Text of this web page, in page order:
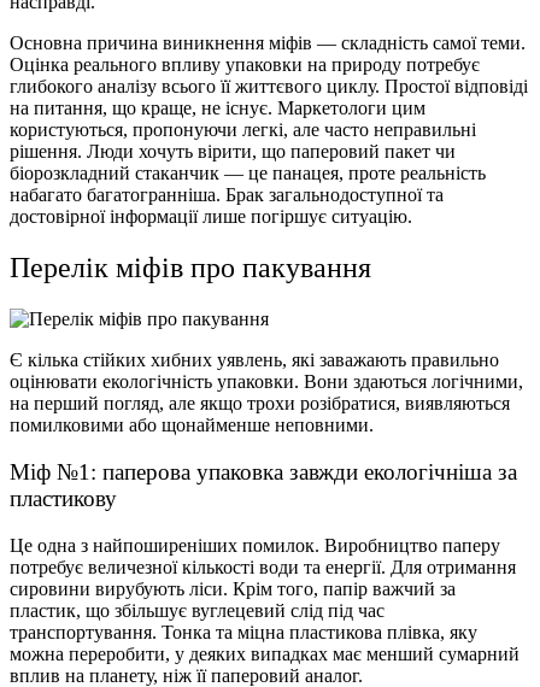
Основна причина виникнення міфів — складність самої теми.
Оцінка реального впливу упаковки на природу потребує
глибокого аналізу всього її життєвого циклу. Простої відповіді
на питання, що краще, не існує. Маркетологи цим
користуються, пропонуючи легкі, але часто неправильні
рішення. Люди хочуть вірити, що паперовий пакет чи
біорозкладний стаканчик — це панацея, проте реальність
набагато багатогранніша. Брак загальнодоступної та
достовірної інформації лише погіршує ситуацію.
Перелік міфів про пакування
Є кілька стійких хибних уявлень, які заважають правильно
оцінювати екологічність упаковки. Вони здаються логічними,
на перший погляд, але якщо трохи розібратися, виявляються
помилковими або щонайменше неповними.
Міф №1: паперова упаковка завжди екологічніша за
пластикову
Це одна з найпоширеніших помилок. Виробництво паперу
потребує величезної кількості води та енергії. Для отримання
сировини вирубують ліси. Крім того, папір важчий за
пластик, що збільшує вуглецевий слід під час
транспортування. Тонка та міцна пластикова плівка, яку
можна переробити, у деяких випадках має менший сумарний
вплив на планету, ніж її паперовий аналог.